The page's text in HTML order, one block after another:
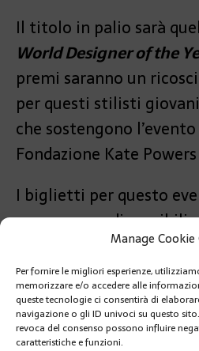
Manage
Per fornire le migliori esperienze,
memorizzare e/o accedere alle
queste tecnologie ci consentirà di
navigazione o gli ID univoci su questo
revoca del consenso possono influire
caratteristiche e funzioni.
Il titolo in palio sarà
World Designer of the
premi saranno un
per questi stilisti
che sostengono
Fondazione Kate
I biglietti per questo
genere sono disponibili
grimaldiforum.com.
PRÉCÉDENT
MONACO SOLLECITA I
CONTRO IL CANCRO